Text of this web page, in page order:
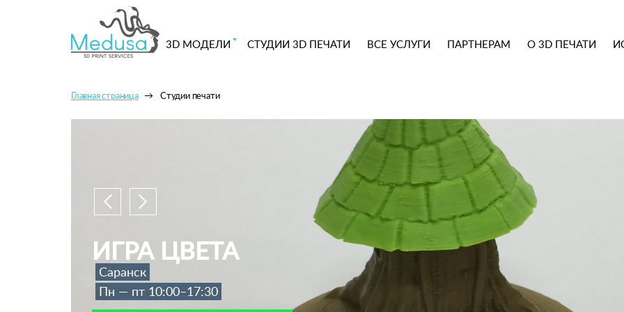
3D МОДЕЛИ СТУДИИ 3D ПЕЧАТИ ВСЕ УСЛУГИ ПАРТНЕРАМ О 3D ПЕЧАТИ
Главная страница Студии печати
ИГРА ЦВЕТА
Саранск
Пн — пт 10:00–17:30